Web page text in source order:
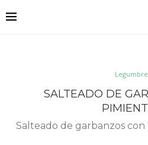
SALTEADO DE
Salteado de garbanzos